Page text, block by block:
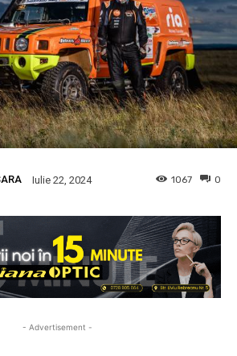
Iulie 22, 2024 0
1067
- Advertisement -